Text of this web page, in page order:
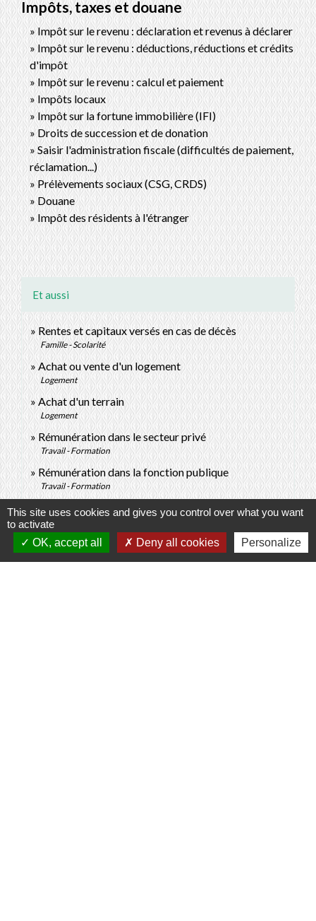
Impôts, taxes et douane
Impôt sur le revenu : déclaration et revenus à déclarer
Impôt sur le revenu : déductions, réductions et crédits
d'impôt
Impôt sur le revenu : calcul et paiement
Impôts locaux
Impôt sur la fortune immobilière (IFI)
Droits de succession et de donation
Saisir l'administration fiscale (difficultés de paiement,
réclamation...)
Prélèvements sociaux (CSG, CRDS)
Douane
Impôt des résidents à l'étranger
Et aussi
Rentes et capitaux versés en cas de décès
Famille - Scolarité
Achat ou vente d'un logement
Logement
Achat d'un terrain
Logement
Rémunération dans le secteur privé
Travail - Formation
Rémunération dans la fonction publique
Travail - Formation
This site uses cookies and gives you control over what you want
to activate
OK, accept all
Deny all cookies Personalize